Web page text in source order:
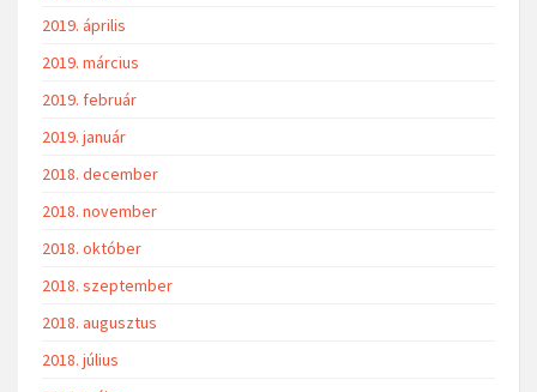
2019. április
2019. március
2019. február
2019. január
2018. december
2018. november
2018. október
2018. szeptember
2018. augusztus
2018. július